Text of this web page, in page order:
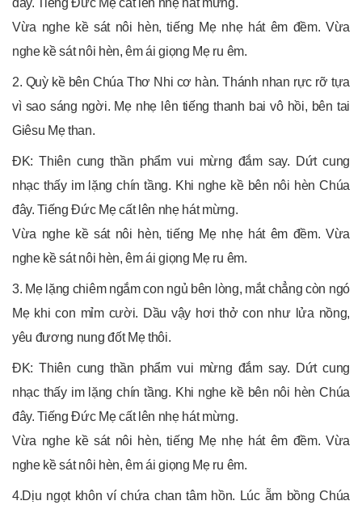
Vừa nghe kề sát nôi hèn, tiếng Mẹ nhẹ hát êm đềm. Vừa
nghe kề sát nôi hèn, êm ái giọng Mẹ ru êm.
2. Quỳ kề bên Chúa Thơ Nhi cơ hàn. Thánh nhan rực rỡ tựa
vì sao sáng ngời. Mẹ nhẹ lên tiếng thanh bai vô hồi, bên tai
Giêsu Mẹ than.
ĐK: Thiên cung thần phẩm vui mừng đắm say. Dứt cung
nhạc thấy im lặng chín tầng. Khi nghe kề bên nôi hèn Chúa
đây. Tiếng Ðức Mẹ cất lên nhẹ hát mừng.
Vừa nghe kề sát nôi hèn, tiếng Mẹ nhẹ hát êm đềm. Vừa
nghe kề sát nôi hèn, êm ái giọng Mẹ ru êm.
3. Mẹ lặng chiêm ngắm con ngủ bên lòng, mắt chẳng còn ngó
Mẹ khi con mỉm cười. Dầu vậy hơi thở con như lửa nồng,
yêu đương nung đốt Mẹ thôi.
ĐK: Thiên cung thần phẩm vui mừng đắm say. Dứt cung
nhạc thấy im lặng chín tầng. Khi nghe kề bên nôi hèn Chúa
đây. Tiếng Ðức Mẹ cất lên nhẹ hát mừng.
Vừa nghe kề sát nôi hèn, tiếng Mẹ nhẹ hát êm đềm. Vừa
nghe kề sát nôi hèn, êm ái giọng Mẹ ru êm.
4.Dịu ngọt khôn ví chứa chan tâm hồn. Lúc ẵm bồng Chúa